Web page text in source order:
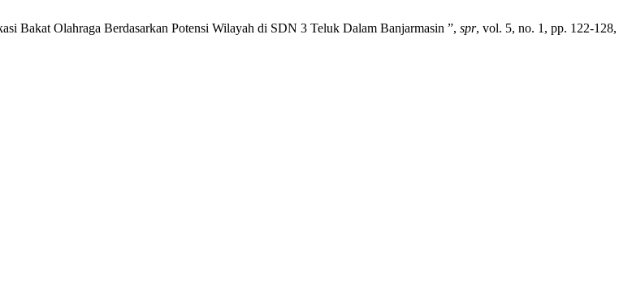
Bakat Olahraga Berdasarkan Potensi Wilayah di SDN 3 Teluk Dalam Banjarmasin ”, spr, vol. 5, no. 1, pp. 122-128,